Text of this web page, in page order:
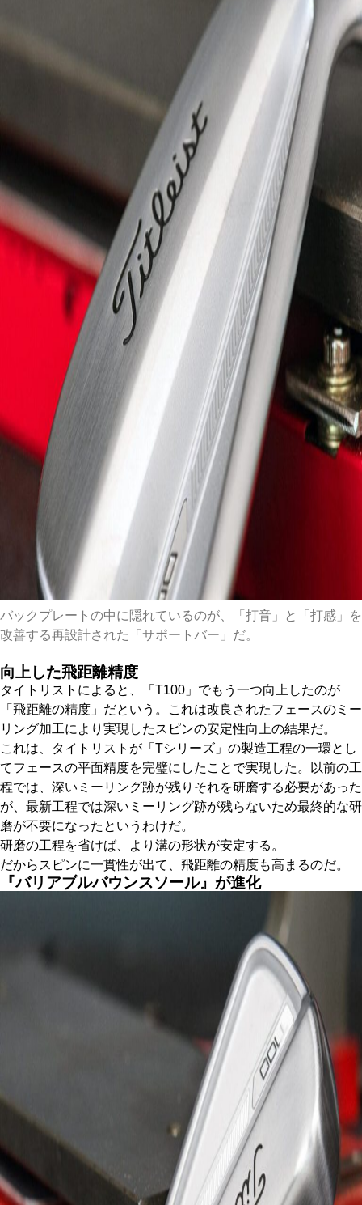
バックプレートの中に隠れているのが、「打音」と「打感」を
改善する再設計された「サポートバー」だ。
向上した飛距離精度
タイトリストによると、「T100」でもう一つ向上したのが
「飛距離の精度」だという。これは改良されたフェースのミー
リング加工により実現したスピンの安定性向上の結果だ。
これは、タイトリストが「Tシリーズ」の製造工程の一環とし
てフェースの平面精度を完璧にしたことで実現した。以前の工
程では、深いミーリング跡が残りそれを研磨する必要があった
が、最新工程では深いミーリング跡が残らないため最終的な研
磨が不要になったというわけだ。
研磨の工程を省けば、より溝の形状が安定する。
だからスピンに一貫性が出て、飛距離の精度も高まるのだ。
『バリアブルバウンスソール』が進化